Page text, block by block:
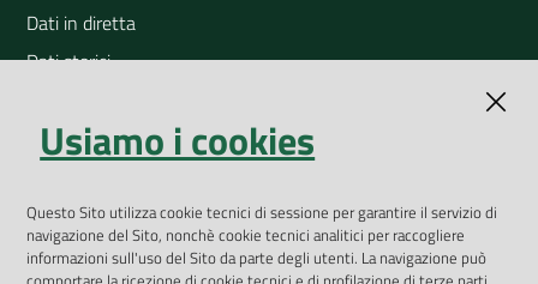
Dati in diretta
Dati storici
Open Data
App Arpav
Rapporti regionali annuali
Usiamo i cookies
Questo Sito utilizza cookie tecnici di sessione per garantire il servizio di
navigazione del Sito, nonchè cookie tecnici analitici per raccogliere
informazioni sull'uso del Sito da parte degli utenti. La navigazione può